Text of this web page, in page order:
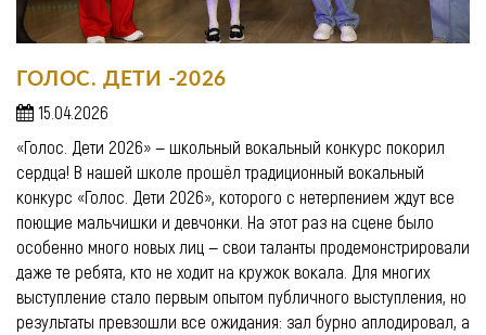
ГОЛОС. ДЕТИ -2026
15.04.2026
«Голос. Дети 2026» — школьный вокальный конкурс покорил
сердца! В нашей школе прошёл традиционный вокальный
конкурс «Голос. Дети 2026», которого с нетерпением ждут все
поющие мальчишки и девчонки. На этот раз на сцене было
особенно много новых лиц — свои таланты продемонстрировали
даже те ребята, кто не ходит на кружок вокала. Для многих
выступление стало первым опытом публичного выступления, но
результаты превзошли все ожидания: зал бурно аплодировал, а